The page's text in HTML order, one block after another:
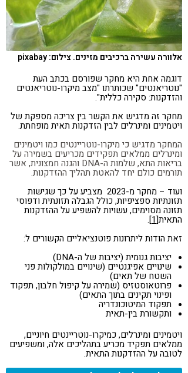
אלוורה עשירה ברכיבים מזינים. צילום: pixabay
דוגמה אחת היא מחקר שפורסם בכתב העת
"נוטריאנטים" שכותרתו "מצב מיקרו-נוטריאנטים
והזדקנות: סקירה כללית".
מחקר זה מדגיש את הקשר בין צריכה מספקת של
ויטמינים ומינרלים לבין הזדקנות תאית מופחתת.
המחקר מדגיש כי מיקרו-נוטריינטים כמו ויטמינים
ומינרלים ממלאים תפקידים מכריעים בשמירה על
בריאות התא, שלמות ה-DNA והגנה חמצונית, אשר
תורמים כולם יחד להאטת תהליך ההזדקנות.
ועוד – מחקר מ-2023 מצביע על כך שגישות
תזונתיות ספציפיות, כולל הגבלה תזונתית ודפוסי
תזונה מסוימים, עשויות להשפיע על ההזדקנות
התאית[1]
.
זאת הודות ליתרונות פוטנציאליים הקשורים ל:
יציבות גנומית (יציבות של ה-DNA)
שינויים אפיגנטיים (שינויים במולקולות פני
השטח של תאים)
פרוטאוסטזיס (שמירה על קיפול חלבון, תפקוד
ופינוי תקינים בתוך התאים)
תפקוד המיטוכונדריה
ותקשורת בין-תאית
ויטמינים ומינרלים, כמיקרו-נוטריינטים חיוניים,
ממלאים תפקיד מכריע בתהליכים אלה, ומשפיעים
לטובה על ההזדקנות התאית.